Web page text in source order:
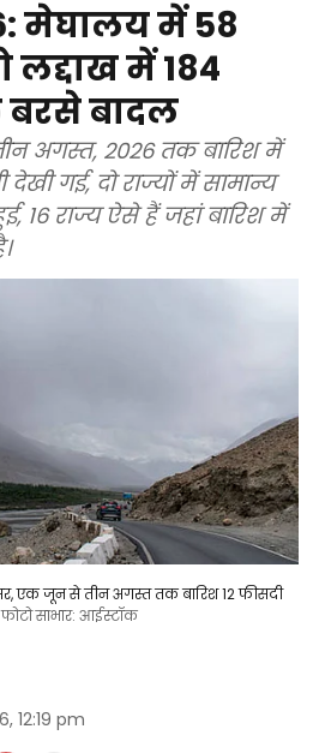
मेघालय में 58
में 184
बादल
अगस्त, 2026 तक बारिश में
गई, दो राज्यों में सामान्य
16 राज्य ऐसे हैं जहां बारिश में
एक जून से तीन अगस्त तक बारिश 12 फीसदी
फोटो साभार: आईस्टॉक
12:19 pm